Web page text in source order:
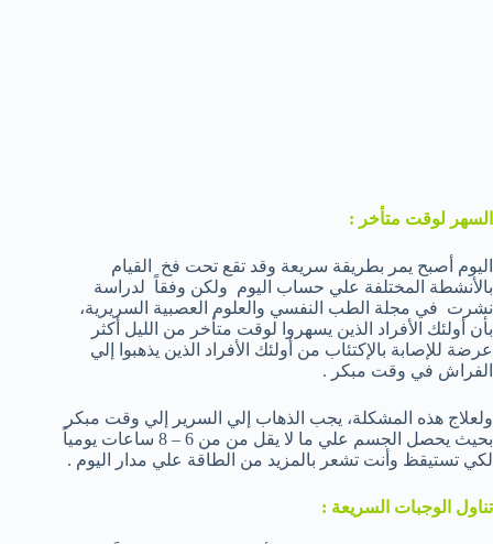
السهر لوقت متأخر :
اليوم أصبح يمر بطريقة سريعة وقد تقع تحت فخ القيام
بالأنشطة المختلفة علي حساب اليوم ولكن وفقاً لدراسة
نشرت في مجلة الطب النفسي والعلوم العصبية السريرية،
بأن أولئك الأفراد الذين يسهروا لوقت متأخر من الليل أكثر
عرضة للإصابة بالإكتئاب من أولئك الأفراد الذين يذهبوا إلي
الفراش في وقت مبكر .
ولعلاج هذه المشكلة، يجب الذهاب إلي السرير إلي وقت مبكر
بحيث يحصل الجسم علي ما لا يقل من من 6 – 8 ساعات يومياً
لكي تستيقظ وأنت تشعر بالمزيد من الطاقة علي مدار اليوم .
تناول الوجبات السريعة :